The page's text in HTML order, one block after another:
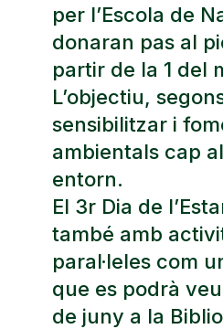
per l’Escola de
donaran pas al
partir de la 1 del
L’objectiu,
sensibilitzar i
ambientals cap
entorn.
El 3r Dia de
també amb
paral·leles com
que es podrà
de juny a la